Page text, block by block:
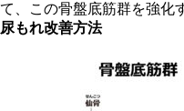
て、この骨盤底筋群を強化
尿もれ改善方法